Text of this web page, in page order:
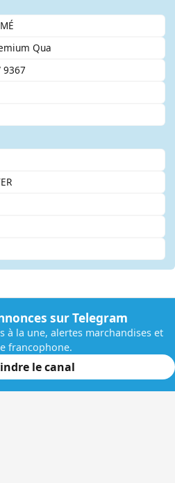
Qua
9367
sur Telegram
à la une, alertes marchandises et
francophone.
le canal